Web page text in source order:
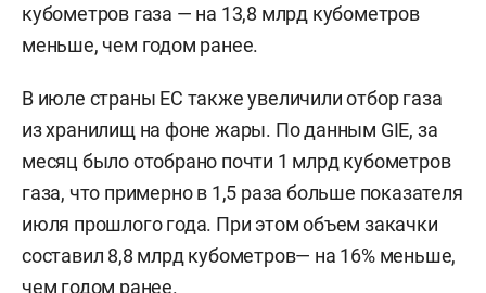
кубометров газа — на 13,8 млрд кубометров
меньше, чем годом ранее.
В июле страны ЕС также увеличили отбор газа
из хранилищ на фоне жары. По данным GIE, за
месяц было отобрано почти 1 млрд кубометров
газа, что примерно в 1,5 раза больше показателя
июля прошлого года. При этом объем закачки
составил 8,8 млрд кубометров— на 16% меньше,
чем годом ранее.